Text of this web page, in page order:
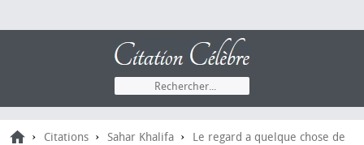
› Citations › Sahar Khalifa ›
Le regard a quelque chose de